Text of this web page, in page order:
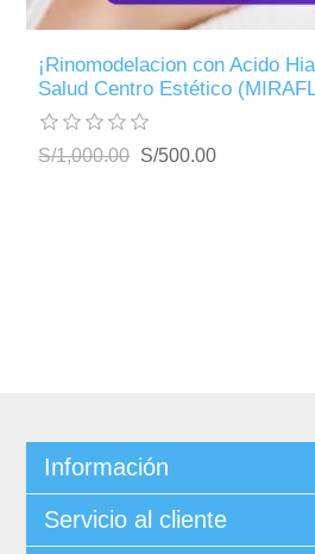
¡Rinomodelacion con Acido
Salud Centro Estético
S/1,000.00 S/500.00
Información
Servicio al cliente